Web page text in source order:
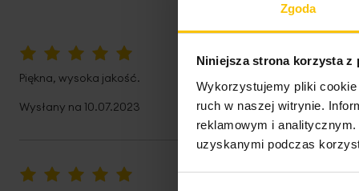
Zgoda
Niniejsza strona korzysta z
Wykorzystujemy pliki
ruch w naszej witrynie.
reklamowym i
uzyskanymi podczas
Piękna, wysoka jakość.
Wysłany na 10.07.2023